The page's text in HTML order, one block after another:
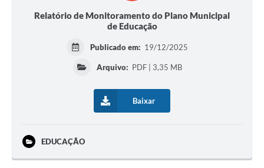
Relatório de Monitoramento do Plano Municipal
de Educação
Publicado em: 19/12/2025
Arquivo: PDF | 3,35 MB
Baixar
EDUCAÇÃO